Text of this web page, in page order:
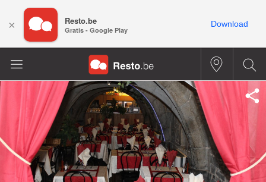
× Resto.be
Gratis - Google Play
Download